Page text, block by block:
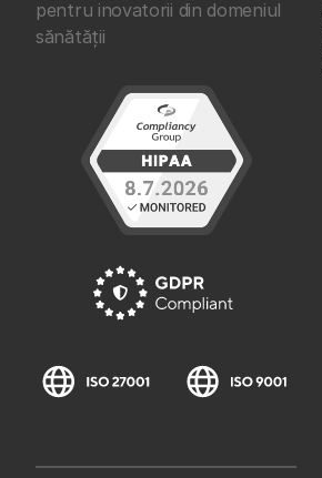
pentru inovatorii din domeniul
sănătății